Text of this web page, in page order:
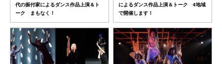
代の振付家によるダンス作品上演＆ト
ーク まもなく！
によるダンス作品上演＆トーク 4地域
で開催します！